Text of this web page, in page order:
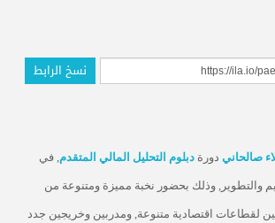
نسخ الرابط
صالحاني دورة دبلوم التحليل المالي المتقدم, في
والتطوير, وذلك بحضور نخبة مميزة ومتنوعة من
لقطاعات اقتصادية متنوعة, ومدربين وخريجين جدد